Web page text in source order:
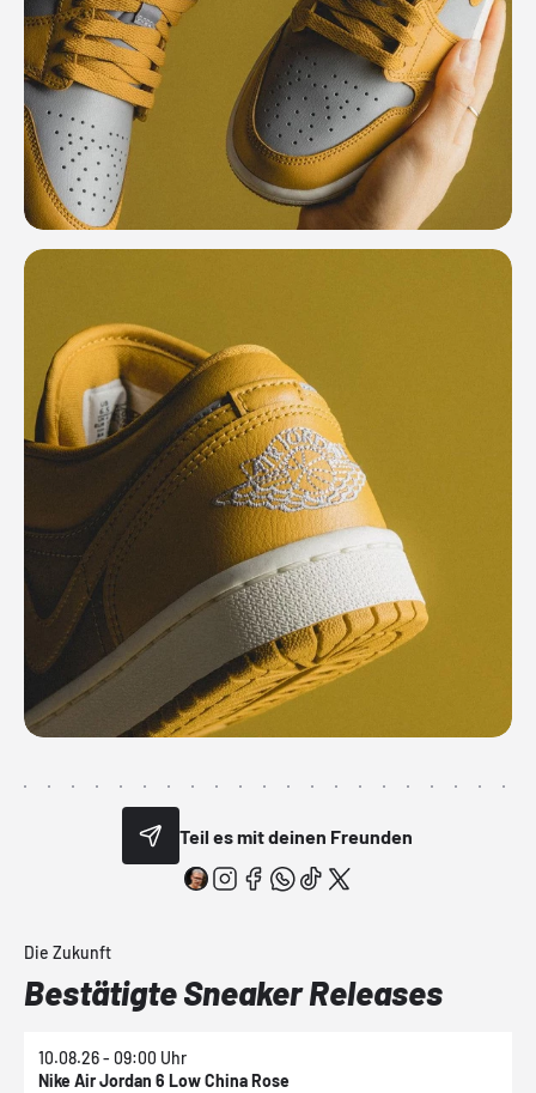
Teil es mit deinen Freunden
Die Zukunft
Bestätigte Sneaker Releases
10.08.26 - 09:00 Uhr
Nike Air Jordan 6 Low China Rose